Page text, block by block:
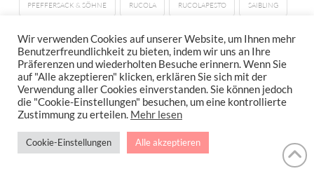
PFEFFERSACK & SÖHNE RUCOLA RUCOLAPESTO SAIBLING
IMPRESSUM
DATENSCHUTZERKLÄRUNG
NEWSLETTER DATENSCHUTZRICHTLINIEN
Gesund Leben, Abnehmen, Zuckerfrei Backen, Reisen & Ausgehen Uvm.
!
Wir verwenden Cookies auf unserer Website, um Ihnen mehr
Benutzerfreundlichkeit zu bieten, indem wir uns an Ihre
Präferenzen und wiederholten Besuche erinnern. Wenn Sie
auf "Alle akzeptieren" klicken, erklären Sie sich mit der
Verwendung aller Cookies einverstanden. Sie können jedoch
die "Cookie-Einstellungen" besuchen, um eine kontrollierte
Zustimmung zu erteilen. Mehr lesen
Cookie-Einstellungen Alle akzeptieren